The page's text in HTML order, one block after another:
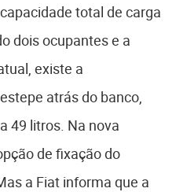
total de carga
dois ocupantes e a
existe a
atrás do banco,
49 litros. Na nova
de fixação do
a Fiat informa que a